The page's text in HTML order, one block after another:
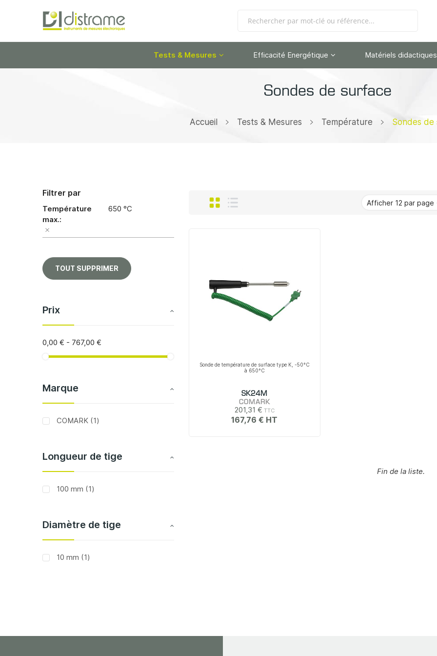
Tests & Mesures Efficacité Energétique Matériels didactiques
Sondes de surface
Accueil Tests & Mesures Température Sondes de
Grille
Sonde de température de surface type K, -50°C
à 650°C
SK24M
COMARK
201,31 €
167,76 €
Fin de la liste.
Filtrer par
Température
max.
650 °C
TOUT SUPPRIMER
Prix
0,00 € - 767,00 €
Marque
COMARK 1article
Longueur de tige
100 mm 1article
Diamètre de tige
10 mm 1article